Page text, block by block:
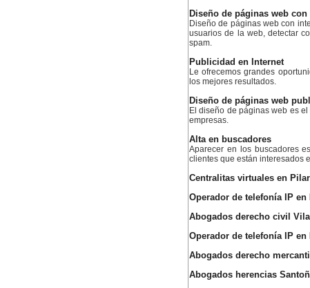
Diseño de páginas web
Diseño de páginas web con
usuarios de la web, detectar
spam.
Publicidad en Internet
Le ofrecemos grandes
los mejores resultados.
Diseño de páginas web
El diseño de páginas web es
empresas.
Alta en buscadores
Aparecer en los buscadores
clientes que están interesados
Centralitas virtuales en
Operador de telefonía IP en
Abogados derecho civil
Operador de telefonía IP
Abogados derecho
Abogados herencias